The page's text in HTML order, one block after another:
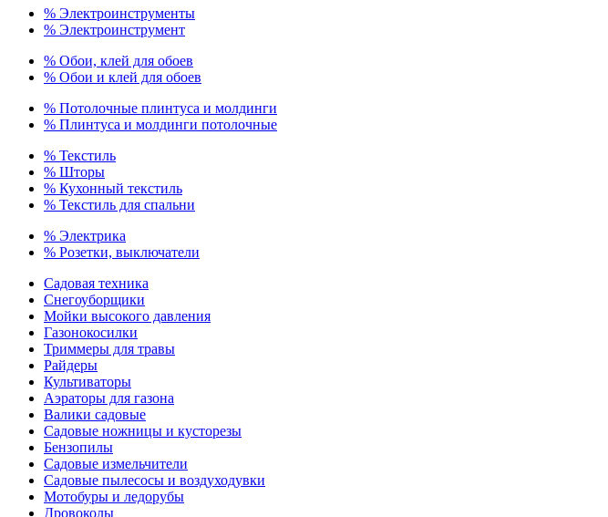
% Электроинструменты
% Электроинструмент
% Обои, клей для обоев
% Обои и клей для обоев
% Потолочные плинтуса и молдинги
% Плинтуса и молдинги потолочные
% Текстиль
% Шторы
% Кухонный текстиль
% Текстиль для спальни
% Электрика
% Розетки, выключатели
Садовая техника
Снегоуборщики
Мойки высокого давления
Газонокосилки
Триммеры для травы
Райдеры
Культиваторы
Аэраторы для газона
Валики садовые
Садовые ножницы и кусторезы
Бензопилы
Садовые измельчители
Садовые пылесосы и воздуходувки
Мотобуры и ледорубы
Дровоколы